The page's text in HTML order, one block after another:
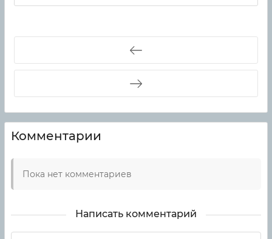
Комментарии
Пока нет комментариев
Написать комментарий